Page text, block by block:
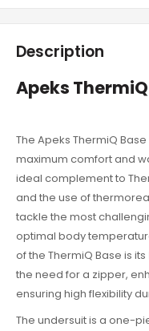
Description
Apeks
The Apeks ThermiQ
maximum comfort and
ideal complement to
and the use of
tackle the most
optimal body
of the ThermiQ Base is its
the need for a zipper,
ensuring high flexibility
The undersuit is a one-